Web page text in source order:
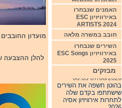
מועדון החובבים
להלן ההצבעה
האמנים שנבחרו
באירוויזיון ESC
ARTISTS 2024
חובב במשרה מלאה
השירים שנבחרו
באירוויזיון ESC Songs
2025
מבזקים
07/08/2026 00:05
בהוטן חשפה את השירים
שישתתפו בקדם שלה
לתחרות אירוויזיון אסיה
2026